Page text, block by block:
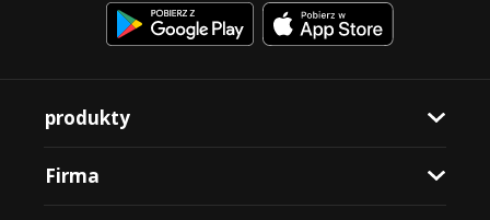
produkty
Firma